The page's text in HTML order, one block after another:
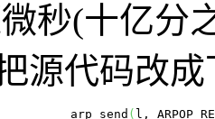
微秒(十亿分
源代码改
( l,